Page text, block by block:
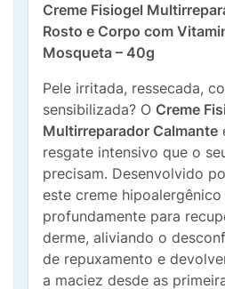
Creme Fisiogel
Rosto e Corpo com
Mosqueta – 40g
Pele irritada, ressecada,
sensibilizada? O Creme
Multirreparador Calmante
resgate intensivo que o
precisam. Desenvolvido
este creme hipoalergênico
profundamente para
derme, aliviando o
de repuxamento e
a maciez desde as